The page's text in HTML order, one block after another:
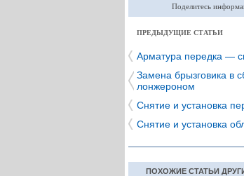
Поделитесь
ПРЕДЫДУЩИЕ СТАТЬИ
Арматура передка —
Замена брызговика в
лонжероном
Снятие и установка
Снятие и установка
ПОХОЖИЕ СТАТЬИ